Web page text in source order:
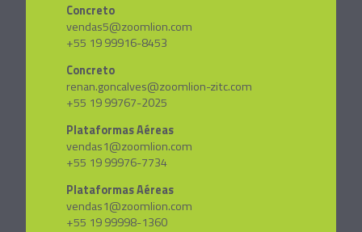
Concreto
vendas5@zoomlion.com
+55 19 99916-8453
Concreto
renan.goncalves@zoomlion-zitc.com
+55 19 99767-2025
Plataformas Aéreas
vendas1@zoomlion.com
+55 19 99976-7734
Plataformas Aéreas
vendas1@zoomlion.com
+55 19 99998-1360